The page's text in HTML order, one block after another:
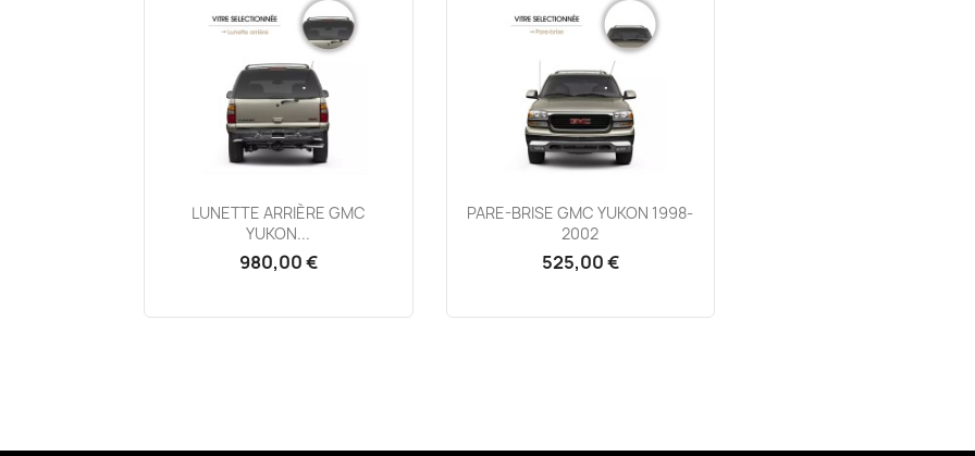
Aperçu rapide
LUNETTE ARRIÈRE GMC
YUKON...
980,00 €
Aperçu rapide
PARE-BRISE GMC YUKON 1998-
2002
525,00 €